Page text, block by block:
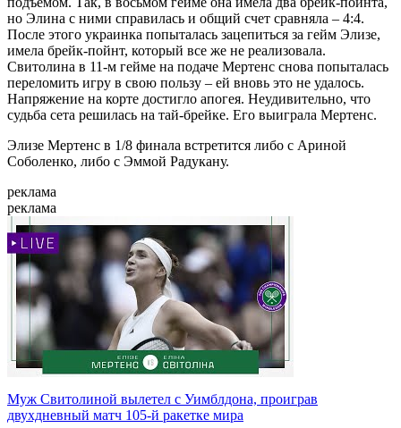
но Элина с ними справилась и общий счет сравняла – 4:4.
После этого украинка попыталась зацепиться за гейм Элизе,
имела брейк-пойнт, который все же не реализовала.
Свитолина в 11-м гейме на подаче Мертенс снова попыталась
переломить игру в свою пользу – ей вновь это не удалось.
Напряжение на корте достигло апогея. Неудивительно, что
судьба сета решилась на тай-брейке. Его выиграла Мертенс.
Элизе Мертенс в 1/8 финала встретится либо с Ариной
Соболенко, либо с Эммой Радукану.
реклама
реклама
Муж Свитолиной вылетел с Уимблдона, проиграв
двухдневный матч 105-й ракетке мира